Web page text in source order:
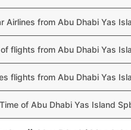
Airlines from Abu Dhabi Yas
flights from Abu Dhabi Yas
flights from Abu Dhabi Yas
Time of Abu Dhabi Yas Island